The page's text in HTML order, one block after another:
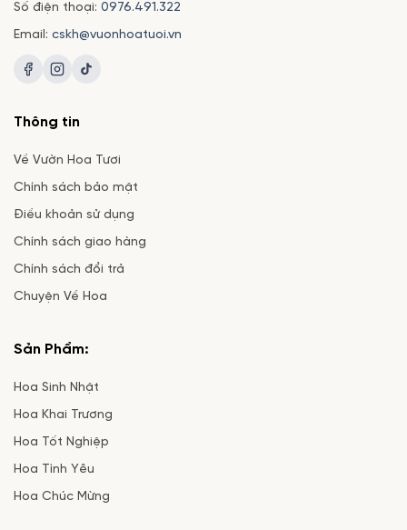
Số điện thoại: 0976.491.322
Email: cskh@vuonhoatuoi.vn
Thông tin
Về Vườn Hoa Tươi
Chính sách bảo mật
Điều khoản sử dụng
Chính sách giao hàng
Chính sách đổi trả
Chuyện Về Hoa
Sản Phẩm:
Hoa Sinh Nhật
Hoa Khai Trương
Hoa Tốt Nghiệp
Hoa Tình Yêu
Hoa Chúc Mừng